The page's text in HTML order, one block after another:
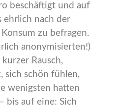
beschäftigt und auf
ehrlich nach der
zu befragen.
anonymisierten!)
Rausch,
sich schön fühlen,
wenigsten hatten
bis auf eine: Sich